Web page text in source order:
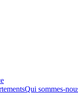
Qui sommes-